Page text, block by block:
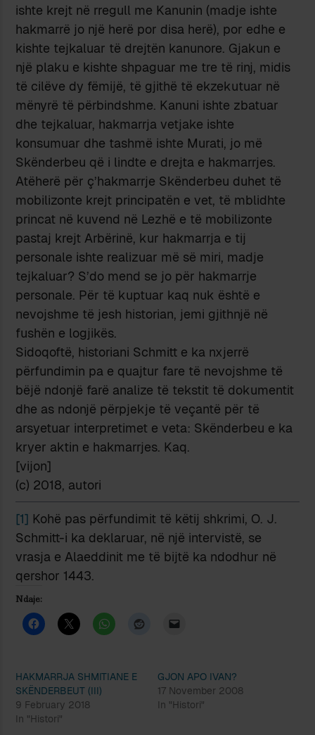
ishte krejt në rregull me Kanunin (madje ishte
hakmarrë jo një herë por disa herë), por edhe e
kishte tejkaluar të drejtën kanunore. Gjakun e
një plaku e kishte shpaguar me tre të rinj, midis
të cilëve dy fëmijë, të gjithë të ekzekutuar në
mënyrë të përbindshme. Kanuni ishte zbatuar
dhe tejkaluar, hakmarrja vetjake ishte
konsumuar dhe tashmë ishte Murati, jo më
Skënderbeu që i lindte e drejta e hakmarrjes.
Atëherë për ç’hakmarrje Skënderbeu duhet të
mobilizonte krejt principatën e vet, të mblidhte
princat në kuvend në Lezhë e të mobilizonte
pastaj krejt Arbërinë, kur hakmarrja e tij
personale ishte realizuar më së miri, madje
tejkaluar? S’do mend se jo për hakmarrje
personale. Për të kuptuar kaq nuk është e
nevojshme të jesh historian, jemi gjithnjë në
fushën e logjikës.
Sidoqoftë, historiani Schmitt e ka nxjerrë
përfundimin pa e quajtur fare të nevojshme të
bëjë ndonjë farë analize të tekstit të dokumentit
dhe as ndonjë përpjekje të veçantë për të
arsyetuar interpretimet e veta: Skënderbeu e ka
kryer aktin e hakmarrjes. Kaq.
[vijon]
(c) 2018, autori
[1] Kohë pas përfundimit të këtij shkrimi, O. J.
Schmitt-i ka deklaruar, në një intervistë, se
vrasja e Alaeddinit me të bijtë ka ndodhur në
qershor 1443.
Ndaje:
HAKMARRJA SHMITIANE E
SKËNDERBEUT (III)
9 February 2018
In "Histori"
GJON APO IVAN?
17 November 2008
In "Histori"